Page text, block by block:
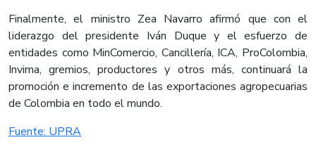
Finalmente, el ministro Zea Navarro afirmó que con el
liderazgo del presidente Iván Duque y el esfuerzo de
entidades como MinComercio, Cancillería, ICA, ProColombia,
Invima, gremios, productores y otros más, continuará la
promoción e incremento de las exportaciones agropecuarias
de Colombia en todo el mundo.
​Fuente: UPRA​